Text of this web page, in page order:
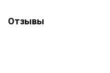
Отзывы